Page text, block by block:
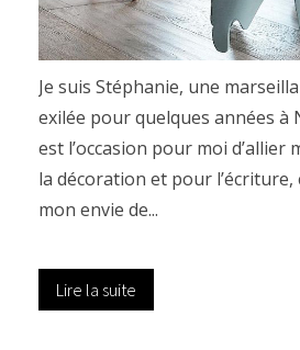
Je suis Stéphanie, une
exilée pour quelques années à
est l’occasion pour moi d’allier
la décoration et pour
mon envie de...
Lire la suite